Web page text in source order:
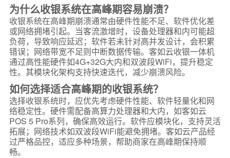
为什么收银系统在高峰期容易崩溃？
收银系统在高峰期崩溃通常由硬件性能不足、软件优化差
或网络拥堵引起。当客流激增时，设备处理器和内可能超
负荷，导致响应延迟；软件若未针对高并发设计，会积累
错误；网络带宽不足则中断数据传输。客如云收银一体机
通过高性能硬件如4G+32G大内和双波段WiFi，提升稳定
性。其模块化架构支持快速迭代，减少崩溃风险。
如何选择适合高峰期的收银系统？
选择收银系统时，应优先考虑硬件性能、软件轻量化和网
络稳定性。硬件需配备高算力处理器和大内，如客如云
POS 5 Pro系列，确保高效运行。软件应模块化，支持灵活
拓展；网络技术如双波段WiFi能避免拥堵。客如云产品经
过严格品控，适应多种场景，帮助商家在高峰期保持顺
畅。